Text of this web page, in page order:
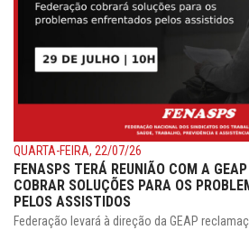
QUARTA-FEIRA, 22/07/26
FENASPS TERÁ REUNIÃO COM A
COBRAR SOLUÇÕES PARA OS
PELOS ASSISTIDOS
Federação levará à direção da GEAP